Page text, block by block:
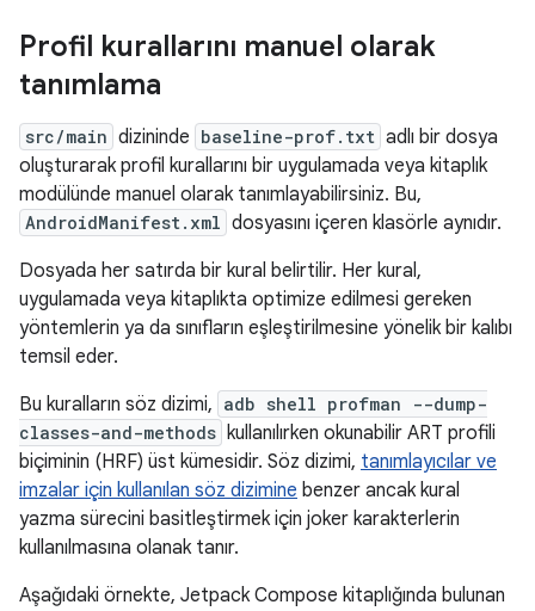
Profil kurallarını manuel olarak
tanımlama
src/main dizininde baseline-prof.txt adlı bir dosya
oluşturarak profil kurallarını bir uygulamada veya kitaplık
modülünde manuel olarak tanımlayabilirsiniz. Bu,
AndroidManifest.xml dosyasını içeren klasörle aynıdır.
Dosyada her satırda bir kural belirtilir. Her kural,
uygulamada veya kitaplıkta optimize edilmesi gereken
yöntemlerin ya da sınıfların eşleştirilmesine yönelik bir kalıbı
temsil eder.
Bu kuralların söz dizimi, adb shell profman --dump-
classes-and-methods kullanılırken okunabilir ART profili
biçiminin (HRF) üst kümesidir. Söz dizimi, tanımlayıcılar ve
imzalar için kullanılan söz dizimine benzer ancak kural
yazma sürecini basitleştirmek için joker karakterlerin
kullanılmasına olanak tanır.
Aşağıdaki örnekte, Jetpack Compose kitaplığında bulunan